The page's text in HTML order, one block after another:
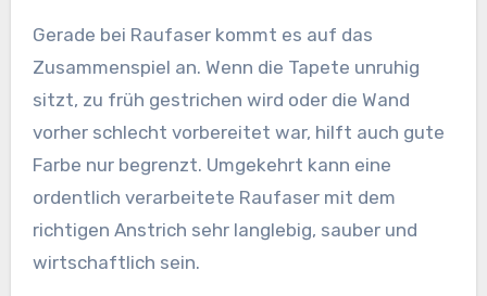
Gerade bei Raufaser kommt es auf das
Zusammenspiel an. Wenn die Tapete unruhig
sitzt, zu früh gestrichen wird oder die Wand
vorher schlecht vorbereitet war, hilft auch gute
Farbe nur begrenzt. Umgekehrt kann eine
ordentlich verarbeitete Raufaser mit dem
richtigen Anstrich sehr langlebig, sauber und
wirtschaftlich sein.